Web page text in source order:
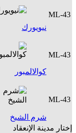
ML-43
نيويورك
ML-43
كوالالمبور
ML-43
شرم الشيخ
إختار مدينة الإنعقاد